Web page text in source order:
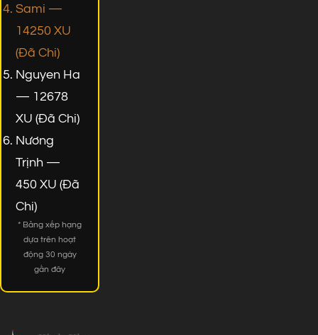
Sami —
14250 XU
(Đã Chi)
Nguyen Ha
— 12678
XU (Đã Chi)
Nương
Trịnh —
450 XU (Đã
Chi)
* Bảng xếp hạng
dựa trên hoạt
động 30 ngày
gần đây